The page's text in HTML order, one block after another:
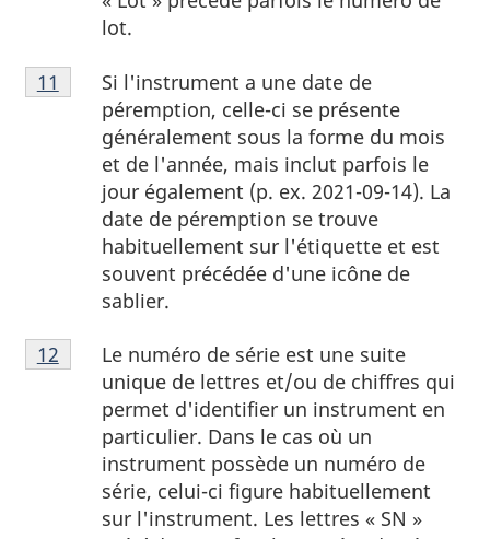
lot.
Note
de
Si l'instrument a une date de
péremption, celle-ci se présente
généralement sous la forme du mois
et de l'année, mais inclut parfois le
jour également (p. ex. 2021-09-14). La
date de péremption se trouve
habituellement sur l'étiquette et est
souvent précédée d'une icône de
sablier.
Retour à la référence de la note de bas de page
11
Note
de
Le numéro de série est une suite
unique de lettres et/ou de chiffres qui
permet d'identifier un instrument en
particulier. Dans le cas où un
instrument possède un numéro de
série, celui-ci figure habituellement
sur l'instrument. Les lettres « SN »
Retour à la référence de la note de bas de page
12